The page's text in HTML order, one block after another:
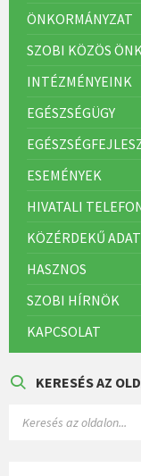
ÖNKORMÁNYZAT
SZOBI KÖZÖS
INTÉZMÉNYEINK
EGÉSZSÉGÜGY
ESEMÉNYEK
HIVATALI
KÖZÉRDEKŰ
HASZNOS
SZOBI HÍRNÖK
KAPCSOLAT
KERESÉS AZ